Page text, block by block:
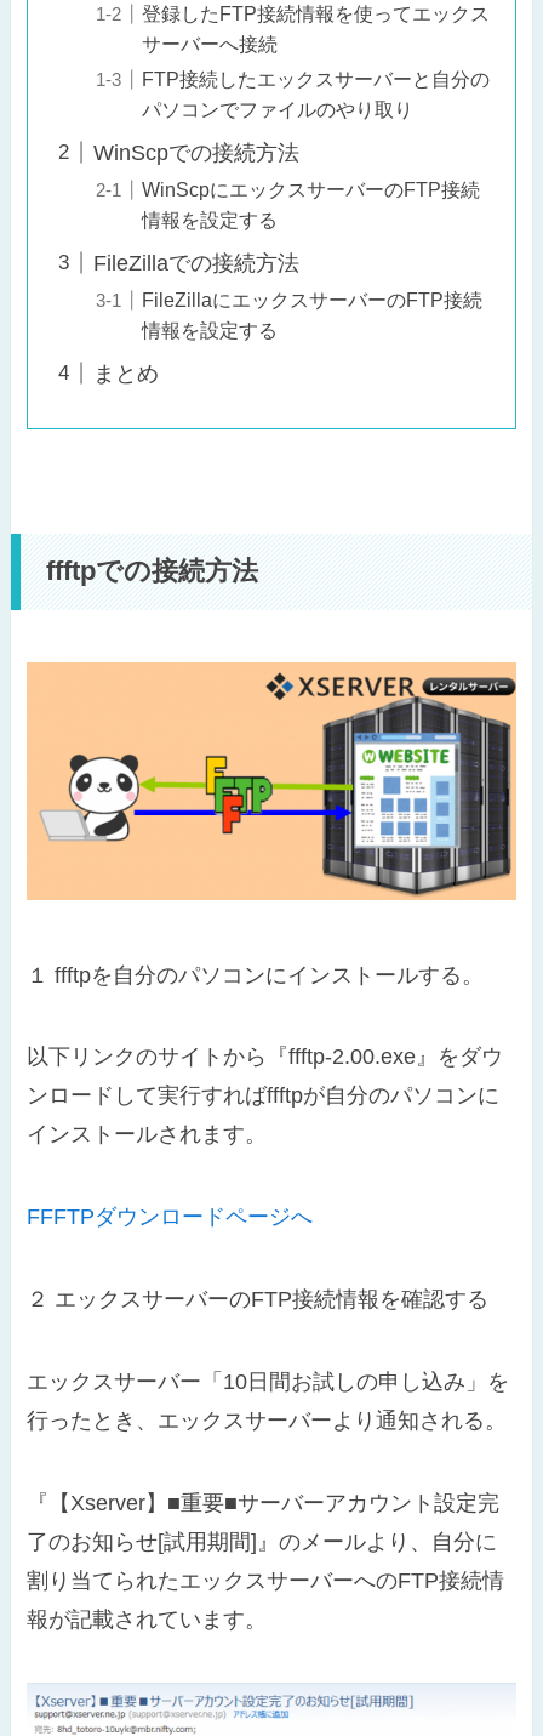
登録したFTP接続情報を使ってエックス
サーバーへ接続
FTP接続したエックスサーバーと自分の
パソコンでファイルのやり取り
WinScpでの接続方法
WinScpにエックスサーバーのFTP接続
情報を設定する
FileZillaでの接続方法
FileZillaにエックスサーバーのFTP接続
情報を設定する
まとめ
ffftpでの接続方法
１ ffftpを自分のパソコンにインストールする。
以下リンクのサイトから『ffftp-2.00.exe』をダウ
ンロードして実行すればffftpが自分のパソコンに
インストールされます。
FFFTPダウンロードページへ
２ エックスサーバーのFTP接続情報を確認する
エックスサーバー「10日間お試しの申し込み」を
行ったとき、エックスサーバーより通知される。
『【Xserver】■重要■サーバーアカウント設定完
了のお知らせ[試用期間]』のメールより、自分に
割り当てられたエックスサーバーへのFTP接続情
報が記載されています。